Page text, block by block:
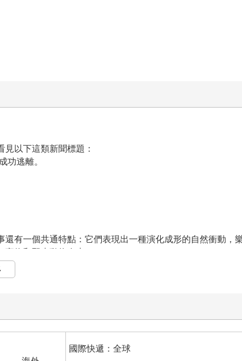
以下這類新聞標題：
逃離。
一個共通特點：它們表現出一種演化成形的自然衝動，
物和野生動物身上。
，並且水中出現她丈夫的血跡後，「毫不猶豫地」縱身躍
道後，毫不遲疑地跳下救援，幫忙避開不斷逼近的列車。
？而這些屬性，一般總認為與我們特有的人類付出能力相
見呢？
urge），並透過一項能闡釋其演化、心理學和神經基
國際快遞：全球